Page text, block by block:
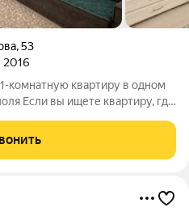
,53
2016
комнатную квартиру в одном
Если вы ищете квартиру, где
вдали от шумных дорог, при